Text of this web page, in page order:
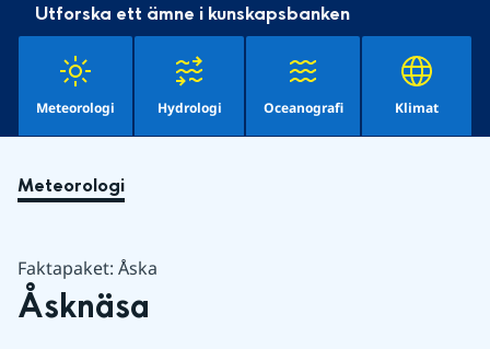
Utforska ett ämne i kunskapsbanken
Meteorologi Hydrologi Oceanografi Klimat
Meteorologi
Faktapaket: Åska
Åsknäsa